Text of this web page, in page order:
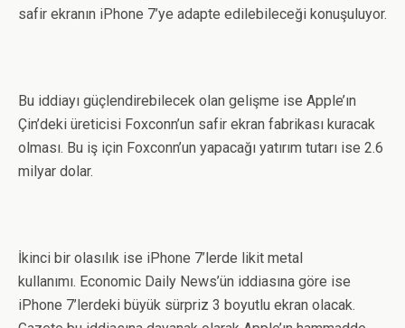
safir ekranın iPhone 7’ye adapte edilebileceği konuşuluyor.
Bu iddiayı güçlendirebilecek olan gelişme ise Apple’ın
Çin’deki üreticisi Foxconn’un safir ekran fabrikası kuracak
olması. Bu iş için Foxconn’un yapacağı yatırım tutarı ise 2.6
milyar dolar.
İkinci bir olasılık ise iPhone 7’lerde likit metal
kullanımı. Economic Daily News’ün iddiasına göre ise
iPhone 7’lerdeki büyük sürpriz 3 boyutlu ekran olacak.